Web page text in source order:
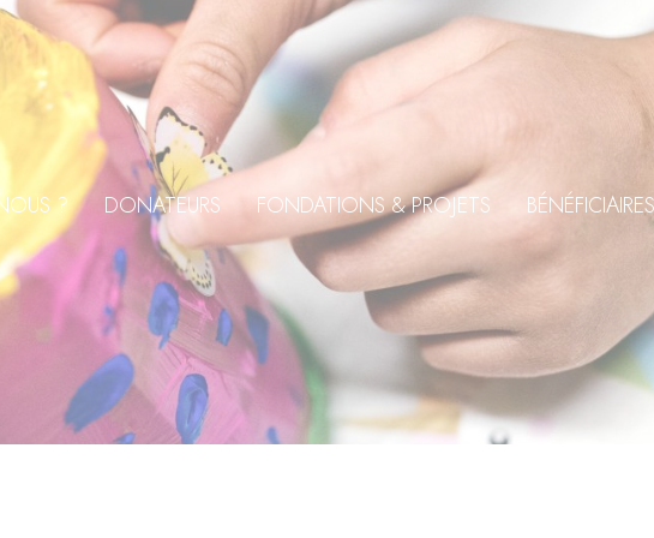
? DONATEURS FONDATIONS & PROJETS BÉNÉFICIAIRES